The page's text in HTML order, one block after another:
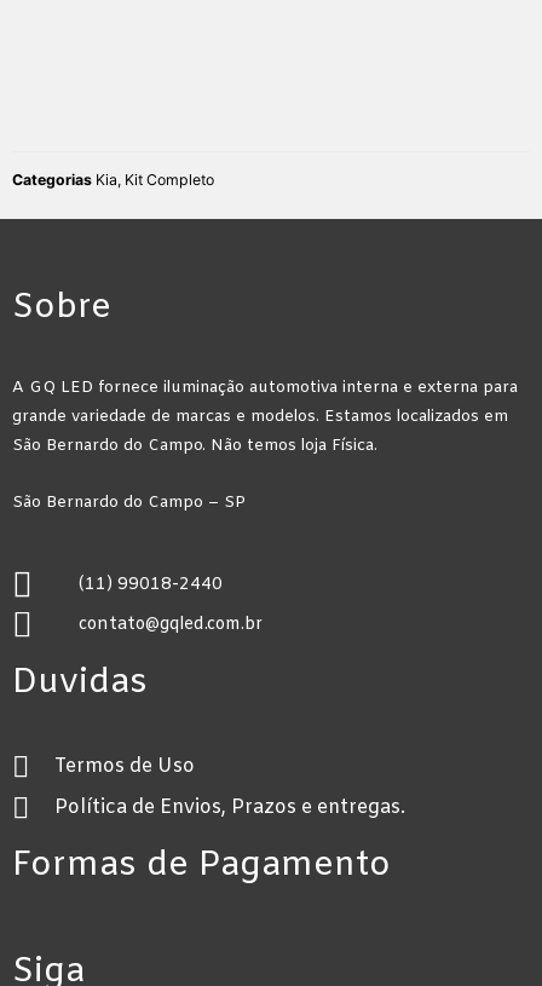
Categorias Kia, Kit Completo
Sobre
A GQ LED fornece iluminação automotiva interna e externa para
grande variedade de marcas e modelos. Estamos localizados em
São Bernardo do Campo. Não temos loja Física.
São Bernardo do Campo – SP
(11) 99018-2440
contato@gqled.com.br
Duvidas
Termos de Uso
Política de Envios, Prazos e entregas.
Formas de Pagamento
Siga